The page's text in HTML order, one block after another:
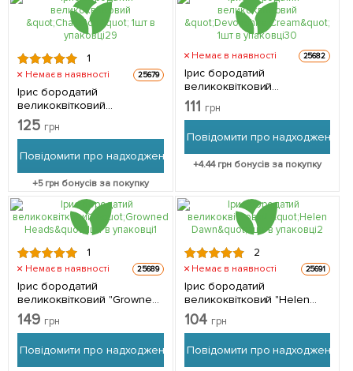
1
Немає в наявності 25679
Ірис бородатий
великоквітковий
"Charlston" 1шт в упаковці
125 грн
Повідомити про надходження
+5грн бонусів за покупку
Немає в наявності 25682
Ірис бородатий
великоквітковий
"Devonshire Cream" 1шт в
упаковці
111 грн
Повідомити про надходження
+4.44грн бонусів за покупку
1
Немає в наявності 25689
Ірис бородатий
великоквітковий "Growned
Heads" 1шт в упаковці
149 грн
Повідомити про надходження
2
Немає в наявності 25691
Ірис бородатий
великоквітковий "Helen
Dawn" 1шт в упаковці
104 грн
Повідомити про надходження